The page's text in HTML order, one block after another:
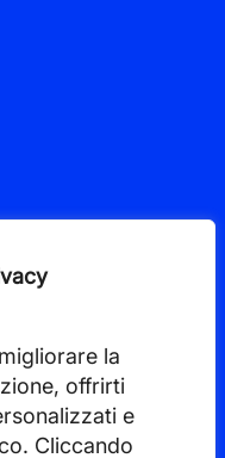
la
offrirti
e
Cliccando